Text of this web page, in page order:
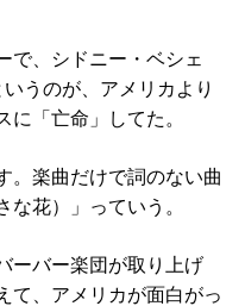
、シドニー・ベシェ
うのが、アメリカより
に「亡命」してた。
楽曲だけで詞のない曲
な花）」っていう。
ーバー楽団が取り上げ
て、アメリカが面白がっ